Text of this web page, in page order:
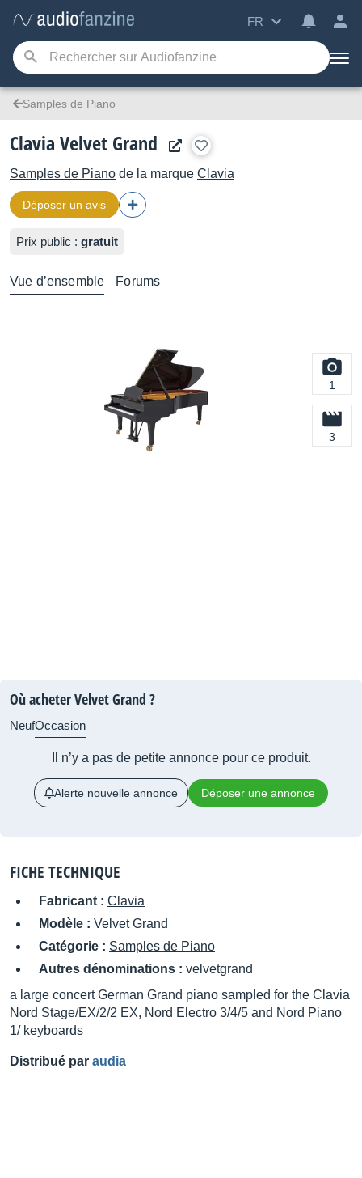
FR
Samples de Piano
Clavia Velvet Grand
Samples de Piano de la marque Clavia
Déposer un avis
Prix public : gratuit
Vue d’ensemble Forums
1
3
Où acheter Velvet Grand ?
NeufOccasion
Il n’y a pas de petite annonce pour ce produit.
Alerte nouvelle annonce Déposer une annonce
FICHE TECHNIQUE
Fabricant : Clavia
Modèle : Velvet Grand
Catégorie : Samples de Piano
Autres dénominations : velvetgrand
a large concert German Grand piano sampled for the Clavia
Nord Stage/EX/2/2 EX, Nord Electro 3/4/5 and Nord Piano
1/ keyboards
Distribué par audia